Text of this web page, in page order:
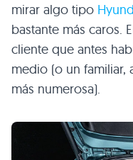
mirar algo tipo
bastante más caros.
cliente que antes
medio (o un familiar,
más numerosa).